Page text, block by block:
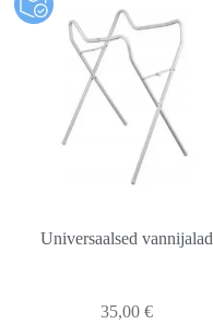
Universaalsed vannijalad
35,00€